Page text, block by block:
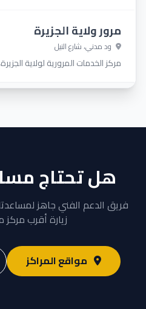
ولاية الجزيرة
شارع النيل
الخدمات المرورية لولاية الجزيرة، يشمل
تحتاج مساعدة
الفني جاهز لمساعدتك في
زيارة أقرب مركز مرور
مواقع المراكز